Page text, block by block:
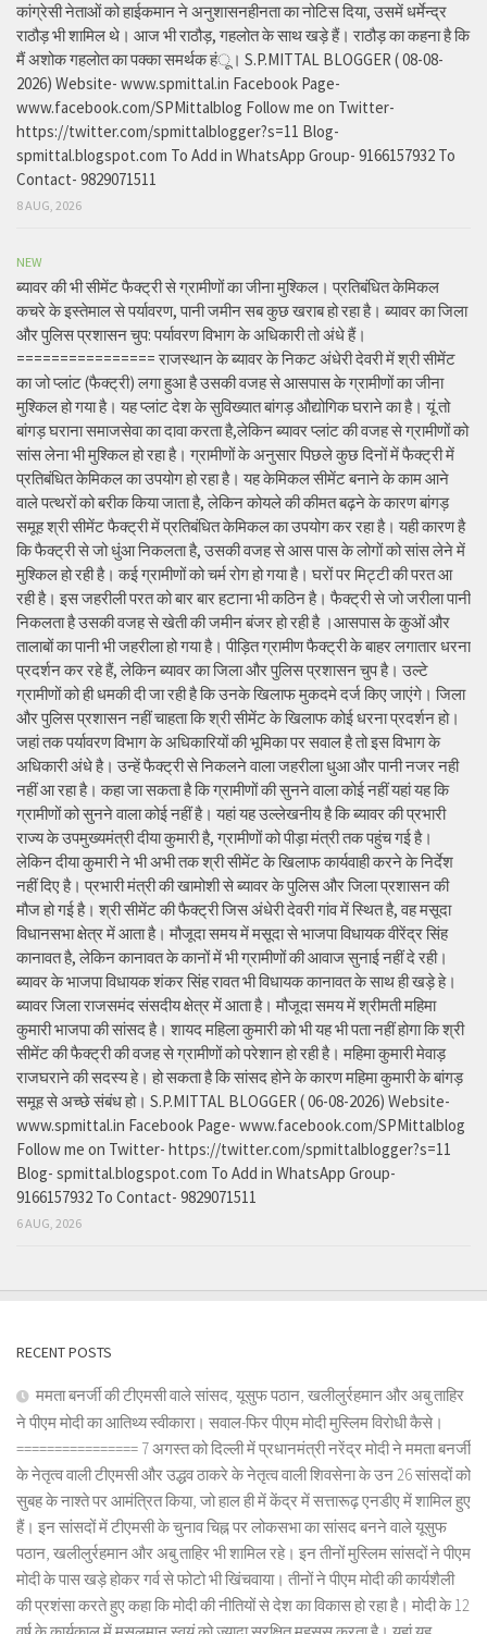
कांग्रेसी नेताओं को हाईकमान ने अनुशासनहीनता का नोटिस दिया, उसमें धर्मेन्द्र
राठौड़ भी शामिल थे। आज भी राठौड़, गहलोत के साथ खड़े हैं। राठौड़ का कहना है कि
मैं अशोक गहलोत का पक्का समर्थक हंू। S.P.MITTAL BLOGGER ( 08-08-
2026) Website- www.spmittal.in Facebook Page-
www.facebook.com/SPMittalblog Follow me on Twitter-
https://twitter.com/spmittalblogger?s=11 Blog-
spmittal.blogspot.com To Add in WhatsApp Group- 9166157932 To
Contact- 9829071511
8 AUG, 2026
NEW
ब्यावर की भी सीमेंट फैक्ट्री से ग्रामीणों का जीना मुश्किल। प्रतिबंधित केमिकल
कचरे के इस्तेमाल से पर्यावरण, पानी जमीन सब कुछ खराब हो रहा है। ब्यावर का जिला
और पुलिस प्रशासन चुप: पर्यावरण विभाग के अधिकारी तो अंधे हैं।
================ राजस्थान के ब्यावर के निकट अंधेरी देवरी में श्री सीमेंट
का जो प्लांट (फैक्ट्री) लगा हुआ है उसकी वजह से आसपास के ग्रामीणों का जीना
मुश्किल हो गया है। यह प्लांट देश के सुविख्यात बांगड़ औद्योगिक घराने का है। यूं तो
बांगड़ घराना समाजसेवा का दावा करता है,लेकिन ब्यावर प्लांट की वजह से ग्रामीणों को
सांस लेना भी मुश्किल हो रहा है। ग्रामीणों के अनुसार पिछले कुछ दिनों में फैक्ट्री में
प्रतिबंधित केमिकल का उपयोग हो रहा है। यह केमिकल सीमेंट बनाने के काम आने
वाले पत्थरों को बरीक किया जाता है, लेकिन कोयले की कीमत बढ़ने के कारण बांगड़
समूह श्री सीमेंट फैक्ट्री में प्रतिबंधित केमिकल का उपयोग कर रहा है। यही कारण है
कि फैक्ट्री से जो धुंआ निकलता है, उसकी वजह से आस पास के लोगों को सांस लेने में
मुश्किल हो रही है। कई ग्रामीणों को चर्म रोग हो गया है। घरों पर मिट्टी की परत आ
रही है। इस जहरीली परत को बार बार हटाना भी कठिन है। फैक्ट्री से जो जरीला पानी
निकलता है उसकी वजह से खेती की जमीन बंजर हो रही है ।आसपास के कुओं और
तालाबों का पानी भी जहरीला हो गया है। पीड़ित ग्रामीण फैक्ट्री के बाहर लगातार धरना
प्रदर्शन कर रहे हैं, लेकिन ब्यावर का जिला और पुलिस प्रशासन चुप है। उल्टे
ग्रामीणों को ही धमकी दी जा रही है कि उनके खिलाफ मुकदमे दर्ज किए जाएंगे। जिला
और पुलिस प्रशासन नहीं चाहता कि श्री सीमेंट के खिलाफ कोई धरना प्रदर्शन हो।
जहां तक पर्यावरण विभाग के अधिकारियों की भूमिका पर सवाल है तो इस विभाग के
अधिकारी अंधे है। उन्हें फैक्ट्री से निकलने वाला जहरीला धुआ और पानी नजर नही
नहीं आ रहा है। कहा जा सकता है कि ग्रामीणों की सुनने वाला कोई नहीं यहां यह कि
ग्रामीणों को सुनने वाला कोई नहीं है। यहां यह उल्लेखनीय है कि ब्यावर की प्रभारी
राज्य के उपमुख्यमंत्री दीया कुमारी है, ग्रामीणों को पीड़ा मंत्री तक पहुंच गई है।
लेकिन दीया कुमारी ने भी अभी तक श्री सीमेंट के खिलाफ कार्यवाही करने के निर्देश
नहीं दिए है। प्रभारी मंत्री की खामोशी से ब्यावर के पुलिस और जिला प्रशासन की
मौज हो गई है। श्री सीमेंट की फैक्ट्री जिस अंधेरी देवरी गांव में स्थित है, वह मसूदा
विधानसभा क्षेत्र में आता है। मौजूदा समय में मसूदा से भाजपा विधायक वीरेंद्र सिंह
कानावत है, लेकिन कानावत के कानों में भी ग्रामीणों की आवाज सुनाई नहीं दे रही।
ब्यावर के भाजपा विधायक शंकर सिंह रावत भी विधायक कानावत के साथ ही खड़े हे।
ब्यावर जिला राजसमंद संसदीय क्षेत्र में आता है। मौजूदा समय में श्रीमती महिमा
कुमारी भाजपा की सांसद है। शायद महिला कुमारी को भी यह भी पता नहीं होगा कि श्री
सीमेंट की फैक्ट्री की वजह से ग्रामीणों को परेशान हो रही है। महिमा कुमारी मेवाड़
राजघराने की सदस्य हे। हो सकता है कि सांसद होने के कारण महिमा कुमारी के बांगड़
समूह से अच्छे संबंध हो। S.P.MITTAL BLOGGER ( 06-08-2026) Website-
www.spmittal.in Facebook Page- www.facebook.com/SPMittalblog
Follow me on Twitter- https://twitter.com/spmittalblogger?s=11
Blog- spmittal.blogspot.com To Add in WhatsApp Group-
9166157932 To Contact- 9829071511
6 AUG, 2026
RECENT POSTS
ममता बनर्जी की टीएमसी वाले सांसद, यूसुफ पठान, खलीलुर्रहमान और अबु ताहिर
ने पीएम मोदी का आतिथ्य स्वीकारा। सवाल-फिर पीएम मोदी मुस्लिम विरोधी कैसे।
================ 7 अगस्त को दिल्ली में प्रधानमंत्री नरेंद्र मोदी ने ममता बनर्जी
के नेतृत्व वाली टीएमसी और उद्धव ठाकरे के नेतृत्व वाली शिवसेना के उन 26 सांसदों को
सुबह के नाश्ते पर आमंत्रित किया, जो हाल ही में केंद्र में सत्तारूढ़ एनडीए में शामिल हुए
हैं। इन सांसदों में टीएमसी के चुनाव चिह्न पर लोकसभा का सांसद बनने वाले यूसुफ
पठान, खलीलुर्रहमान और अबु ताहिर भी शामिल रहे। इन तीनों मुस्लिम सांसदों ने पीएम
मोदी के पास खड़े होकर गर्व से फोटो भी खिंचवाया। तीनों ने पीएम मोदी की कार्यशैली
की प्रशंसा करते हुए कहा कि मोदी की नीतियों से देश का विकास हो रहा है। मोदी के 12